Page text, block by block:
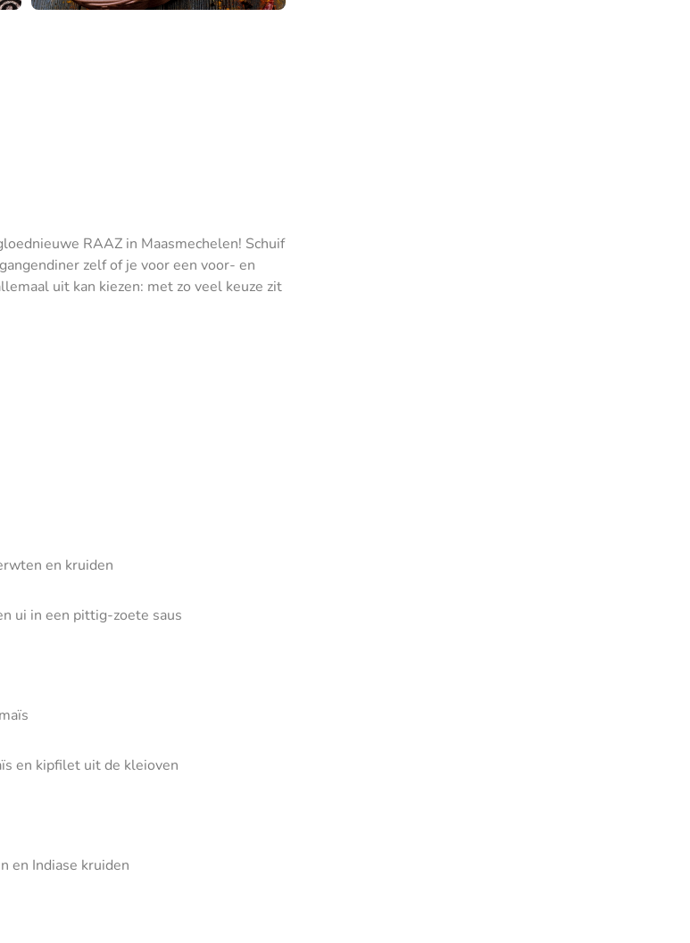
RAAZ in Maasmechelen! Schuif
zelf of je voor een voor- en
uit kan kiezen: met zo veel keuze zit
en kruiden
ui in een pittig-zoete saus
en kipfilet uit de kleioven
en Indiase kruiden